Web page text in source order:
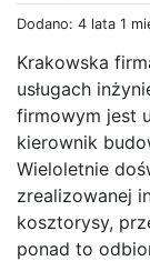
Dodano: 4 lata 1
Krakowska
usługach
firmowym jest
kierownik
Wieloletnie
zrealizowanej
kosztorysy,
ponad to